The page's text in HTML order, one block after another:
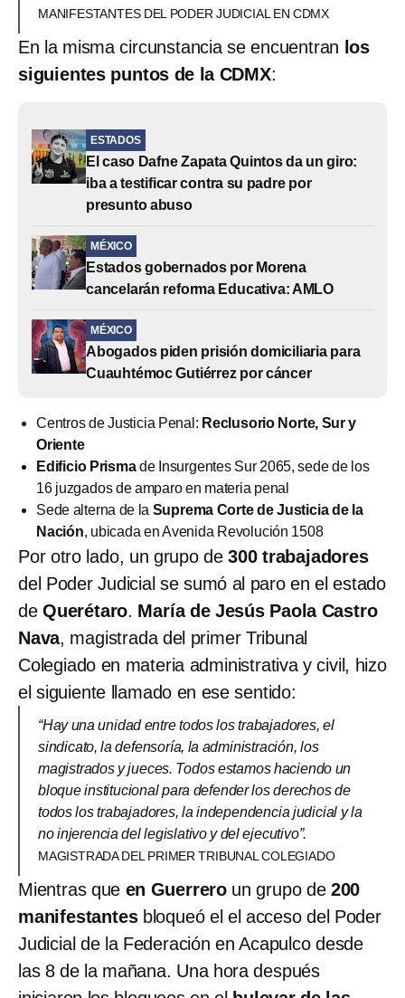
MANIFESTANTES DEL PODER JUDICIAL EN CDMX
En la misma circunstancia se encuentran los
siguientes puntos de la CDMX:
ESTADOS
El caso Dafne Zapata Quintos da un giro:
iba a testificar contra su padre por
presunto abuso
MÉXICO
Estados gobernados por Morena
cancelarán reforma Educativa: AMLO
MÉXICO
Abogados piden prisión domiciliaria para
Cuauhtémoc Gutiérrez por cáncer
Centros de Justicia Penal: Reclusorio Norte, Sur y
Oriente
Edificio Prismade Insurgentes Sur 2065, sede de los
16 juzgados de amparo en materia penal
Sede alterna de la Suprema Corte de Justicia de la
Nación, ubicada en Avenida Revolución 1508
Por otro lado, un grupo de300 trabajadores
del Poder Judicial se sumó al paro en el estado
de Querétaro. María de Jesús Paola Castro
Nava, magistrada del primer Tribunal
Colegiado en materia administrativa y civil, hizo
el siguiente llamado en ese sentido:
“Hay una unidad entre todos los trabajadores, el
sindicato, la defensoría, la administración, los
magistrados y jueces. Todos estamos haciendo un
bloque institucional para defender los derechos de
todos los trabajadores, la independencia judicial y la
no injerencia del legislativo y del ejecutivo”.
MAGISTRADA DEL PRIMER TRIBUNAL COLEGIADO
Mientras que en Guerrero un grupo de 200
manifestantesbloqueó el el acceso del Poder
Judicial de la Federación en Acapulco desde
las 8 de la mañana. Una hora después